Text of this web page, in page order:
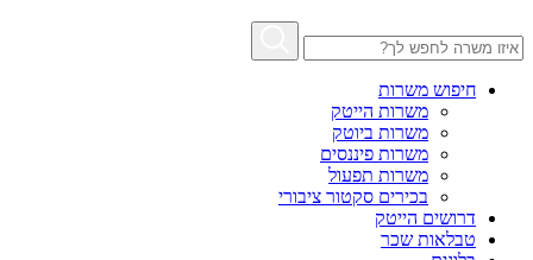
חיפוש משרות
משרות הייטק
משרות ביוטק
משרות פיננסים
משרות תפעול
בכירים סקטור ציבורי
דרושים הייטק
טבלאות שכר